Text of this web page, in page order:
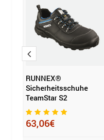
RUNNEX®
Sicherheitsschuhe
TeamStar S2
63,06€